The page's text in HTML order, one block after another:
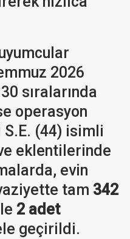
2026
sıralarında
operasyon
(44) isimli
eklentilerinde
evin
tam 342
2 adet
geçirildi.